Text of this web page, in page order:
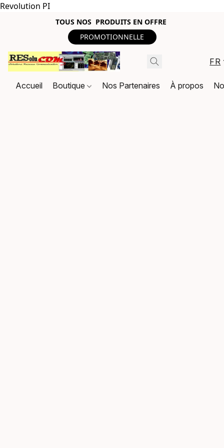
Revolution PI
TOUS NOS PRODUITS EN OFFRE
PROMOTIONNELLE
FR
Accueil Boutique Nos Partenaires À propos